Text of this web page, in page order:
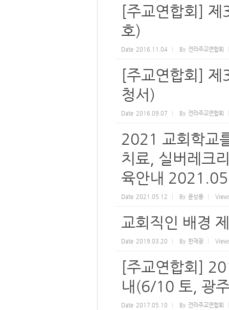
[주교연합회] 제
호)
Date 2016.11.04 By 전라주교연합회
[주교연합회] 제
청서)
Date 2016.09.07 By 전라주교연합회
2021 교회학교
치료, 실버레크
육안내
Date 2021.05.12 By 윤상용
교회직인 배경
Date 2019.03.20 By 한재광
[주교연합회]
내(6/10 토, 광
Date 2017.05.10 By 전라주교연합회